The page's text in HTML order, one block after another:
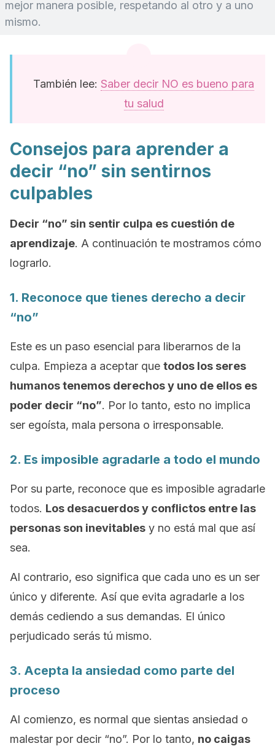
mejor manera posible, respetando al otro y a uno
mismo.
También lee: Saber decir NO es bueno para
tu salud
Consejos para aprender a
decir “no” sin sentirnos
culpables
Decir “no” sin sentir culpa es cuestión de
aprendizaje. A continuación te mostramos cómo
lograrlo.
1. Reconoce que tienes derecho a decir
“no”
Este es un paso esencial para liberarnos de la
culpa. Empieza a aceptar que todos los seres
humanos tenemos derechos y uno de ellos es
poder decir “no”. Por lo tanto, esto no implica
ser egoísta, mala persona o irresponsable.
2. Es imposible agradarle a todo el mundo
Por su parte, reconoce que es imposible agradarle
todos. Los desacuerdos y conflictos entre las
personas son inevitables y no está mal que así
sea.
Al contrario, eso significa que cada uno es un ser
único y diferente. Así que evita agradarle a los
demás cediendo a sus demandas. El único
perjudicado serás tú mismo.
3. Acepta la ansiedad como parte del
proceso
Al comienzo, es normal que sientas ansiedad o
malestar por decir “no”. Por lo tanto, no caigas